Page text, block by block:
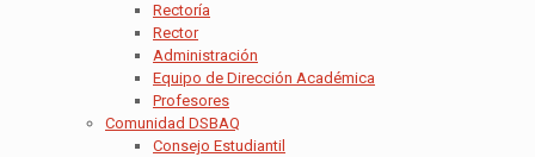
Rectoría
Rector
Administración
Equipo de Dirección Académica
Profesores
Comunidad DSBAQ
Consejo Estudiantil